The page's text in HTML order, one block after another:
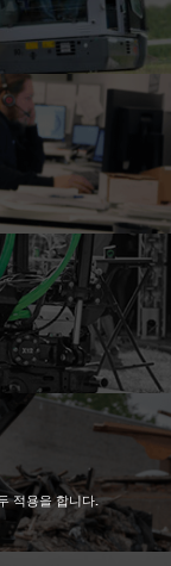
적용을 합니다.